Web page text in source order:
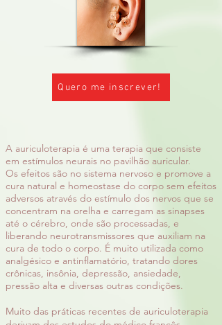
Quero me inscrever!
A auriculoterapia é uma terapia que consiste
em estímulos neurais no pavilhão auricular.
Os efeitos são no sistema nervoso e promove a
cura natural e homeostase do corpo sem efeitos
adversos através do estímulo dos nervos que se
concentram na orelha e carregam as sinapses
até o cérebro, onde são processadas, e
liberando neurotransmissores que auxiliam na
cura de todo o corpo. É muito utilizada como
analgésico e antinflamatório, tratando dores
crônicas, insônia, depressão, ansiedade,
pressão alta e diversas outras condições.
Muito das práticas recentes de auriculoterapia